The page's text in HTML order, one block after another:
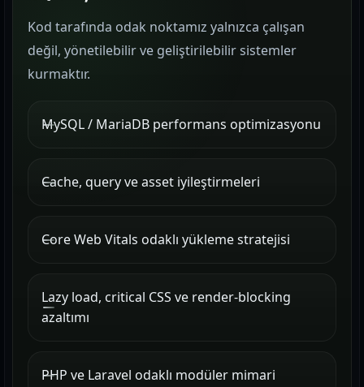
Kod tarafında odak noktamız yalnızca çalışan
değil, yönetilebilir ve geliştirilebilir sistemler
kurmaktır.
MySQL / MariaDB performans optimizasyonu
Cache, query ve asset iyileştirmeleri
Core Web Vitals odaklı yükleme stratejisi
Lazy load, critical CSS ve render-blocking
azaltımı
PHP ve Laravel odaklı modüler mimari